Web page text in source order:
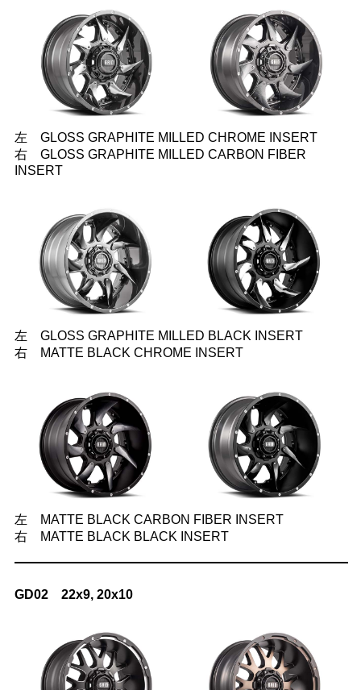
左 GLOSS GRAPHITE MILLED CHROME INSERT
右 GLOSS GRAPHITE MILLED CARBON FIBER
INSERT
左 GLOSS GRAPHITE MILLED BLACK INSERT
右 MATTE BLACK CHROME INSERT
左 MATTE BLACK CARBON FIBER INSERT
右 MATTE BLACK BLACK INSERT
GD02 22x9, 20x10